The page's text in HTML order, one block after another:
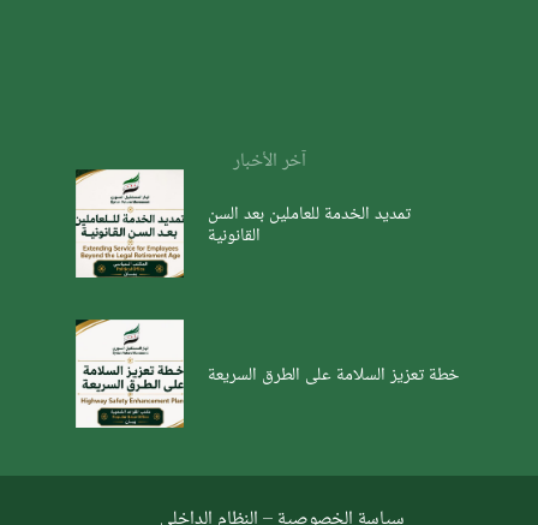
آخر الأخبار
تمديد الخدمة للعاملين بعد السن
القانونية
خطة تعزيز السلامة على الطرق السريعة
سياسة الخصوصية – النظام الداخلي